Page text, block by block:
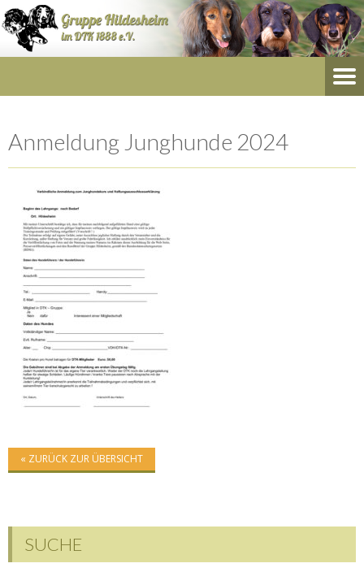
Anmeldung Junghunde 2024
« ZURÜCK ZUR ÜBERSICHT
SUCHE